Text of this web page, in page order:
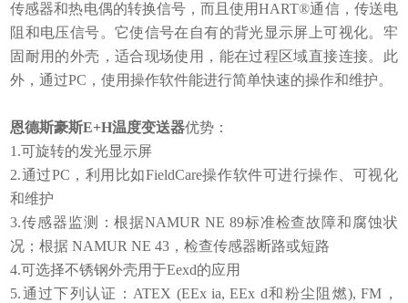
传感器和热电偶的转换信号，而且使用HART®通信，传送电
阻和电压信号。它使信号在自有的背光显示屏上可视化。牢
固耐用的外壳，适合现场使用，能在过程区域直接连接。此
外，通过PC，使用操作软件能进行简单快速的操作和维护。
恩德斯豪斯E+H温度变送器优势：
1.可旋转的发光显示屏
2.通过PC，利用比如FieldCare操作软件可进行操作、可视化
和维护
3.传感器监测：根据NAMUR NE 89标准检查故障和腐蚀状
况；根据 NAMUR NE 43，检查传感器断路或短路
4.可选择不锈钢外壳用于Eexd的应用
5.通过下列认证：ATEX (EEx ia, EEx d和粉尘阻燃), FM，